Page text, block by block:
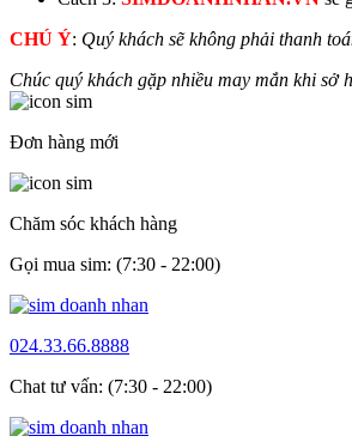
CHÚ Ý: Quý khách sẽ không phải thanh
Chúc quý khách gặp nhiều may mắn khi sở
Đơn hàng mới
Chăm sóc khách hàng
Gọi mua sim: (7:30 - 22:00)
024.33.66.8888
Chat tư vấn: (7:30 - 22:00)